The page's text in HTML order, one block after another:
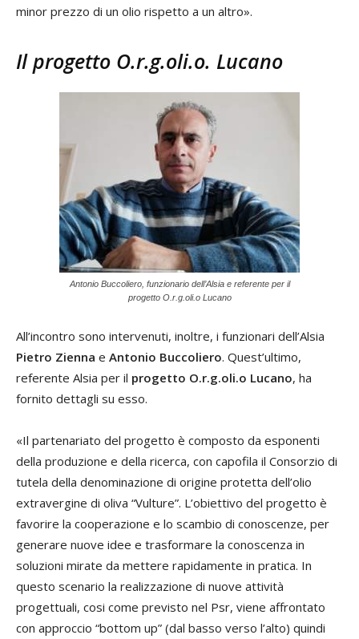
minor prezzo di un olio rispetto a un altro».
Il progetto O.r.g.oli.o. Lucano
Antonio Buccoliero, funzionario dell’Alsia e referente per il
progetto O.r.g.oli.o Lucano
All’incontro sono intervenuti, inoltre, i funzionari dell’Alsia
Pietro Zienna e Antonio Buccoliero. Quest’ultimo,
referente Alsia per il progetto O.r.g.oli.o Lucano, ha
fornito dettagli su esso.
«Il partenariato del progetto è composto da esponenti
della produzione e della ricerca, con capofila il Consorzio di
tutela della denominazione di origine protetta dell’olio
extravergine di oliva “Vulture”. L’obiettivo del progetto è
favorire la cooperazione e lo scambio di conoscenze, per
generare nuove idee e trasformare la conoscenza in
soluzioni mirate da mettere rapidamente in pratica. In
questo scenario la realizzazione di nuove attività
progettuali, cosi come previsto nel Psr, viene affrontato
con approccio “bottom up” (dal basso verso l’alto) quindi